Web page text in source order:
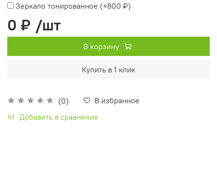
(0)
В избранное
Добавить в сравнение
Зеркало тонированное (+800 ₽)
0 ₽ /шт
В корзину
Купить в 1 клик